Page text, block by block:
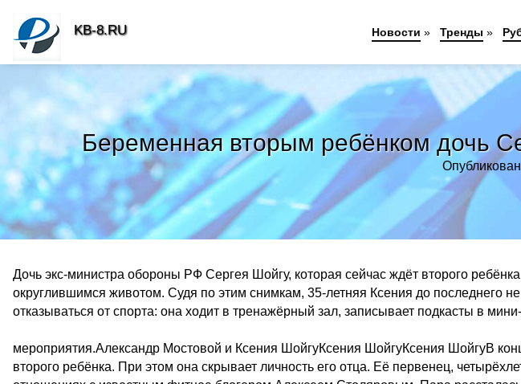
Беременная вторым ребёнком дочь
Дочь экс-министра обороны РФ Сергея Шойгу, которая сейчас ждёт второго
округлившимся животом. Судя по этим снимкам, 35-летняя Ксения до последнего
отказываться от спорта: она ходит в тренажёрный зал, записывает подкасты в
мероприятия.Александр Мостовой и Ксения ШойгуКсения ШойгуКсения ШойгуВ
второго ребёнка. При этом она скрывает личность его отца. Её первенец,
KB-8.RU Новости » Тренды »